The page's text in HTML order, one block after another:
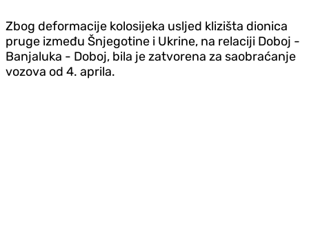
Zbog deformacije kolosijeka usljed klizišta dionica
pruge između Šnjegotine i Ukrine, na relaciji Doboj -
Banjaluka - Doboj, bila je zatvorena za saobraćanje
vozova od 4. aprila.